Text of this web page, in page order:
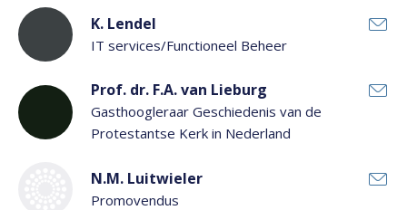
K. Lendel
IT services/Functioneel Beheer
Prof. dr. F.A. van Lieburg
Gasthoogleraar Geschiedenis van de
Protestantse Kerk in Nederland
N.M. Luitwieler
Promovendus